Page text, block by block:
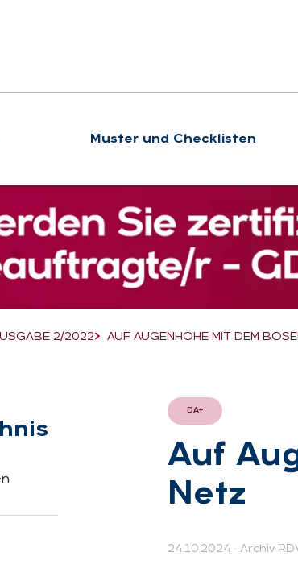
Suchfeld
Muster und Checklisten
2/2022 AUF AUGENHÖHE MIT DEM
DA+
Auf
Netz
24.10.2024 · Archiv